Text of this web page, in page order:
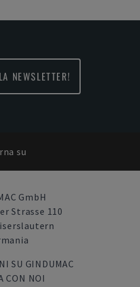
NEWSLETTER!
su
GmbH
Strasse 110
SU GINDUMAC
CON NOI